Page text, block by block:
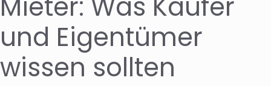
und Eigentümer
wissen sollten